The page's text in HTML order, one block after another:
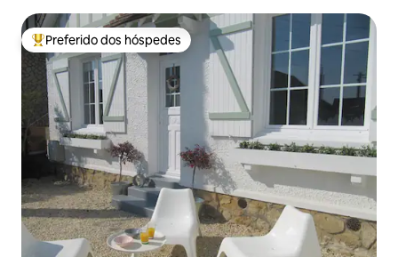
Entre os melhores preferidos dos hóspedes
Preferido dos hóspedes